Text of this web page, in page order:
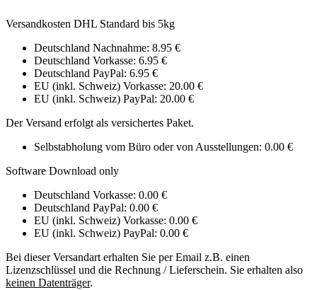
Versandkosten DHL Standard bis 5kg
Deutschland Nachnahme: 8.95 €
Deutschland Vorkasse: 6.95 €
Deutschland PayPal: 6.95 €
EU (inkl. Schweiz) Vorkasse: 20.00 €
EU (inkl. Schweiz) PayPal: 20.00 €
Der Versand erfolgt als versichertes Paket.
Selbstabholung vom Büro oder von Ausstellungen: 0.00 €
Software Download only
Deutschland Vorkasse: 0.00 €
Deutschland PayPal: 0.00 €
EU (inkl. Schweiz) Vorkasse: 0.00 €
EU (inkl. Schweiz) PayPal: 0.00 €
Bei dieser Versandart erhalten Sie per Email z.B. einen
Lizenzschlüssel und die Rechnung / Lieferschein. Sie erhalten also
keinen Datenträger.